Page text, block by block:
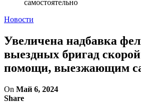
самостоятельно
Новости
Увеличена надбавка
выездных бригад
помощи, выезжающим
On Май 6, 2024
Share